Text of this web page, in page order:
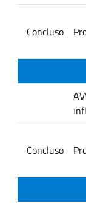
Concluso
Concluso